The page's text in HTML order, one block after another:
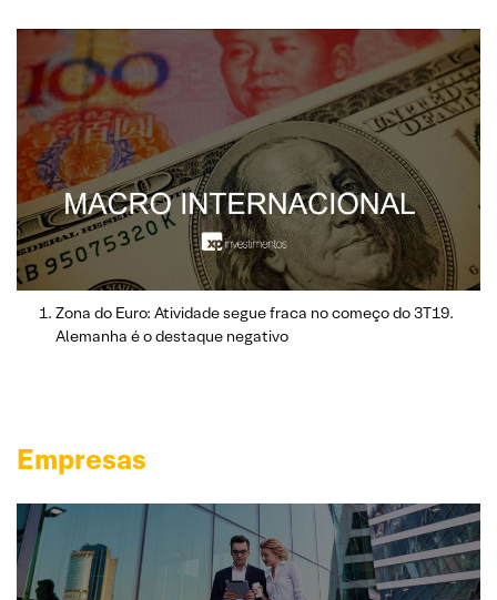
Zona do Euro: Atividade segue fraca no começo do 3T19.
Alemanha é o destaque negativo
Empresas